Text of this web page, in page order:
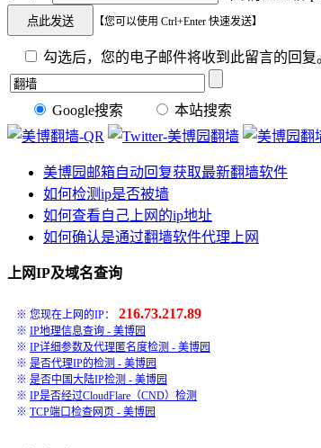
【您可以使用 Ctrl+Enter 快速发送】
勾选后，您的电子邮件将收到此留言的回复
Google搜索 本站搜索
美博园邮箱自动回复获取最新翻墙软件
如何检测ip是否被墙
如何查看自己上网的ip地址
如何确认是通过翻墙软件代理上网
上网IP及域名查询
※ 您现在上网的IP： 216.73.217.89
※ IP地理信息查询 - 美博园
※ IP详细参数及代理匿名度检测 - 美博园
※ 是否代理IP的检测 - 美博园
※ 是否中国大陆IP检测 - 美博园
※ IP是否经过CloudFlare（CND）检测
※ TCP端口检查网页 - 美博园